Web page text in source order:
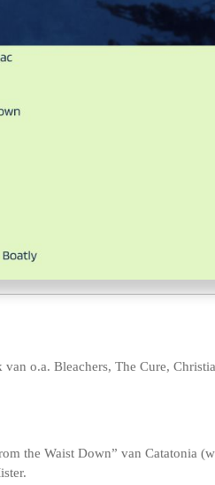
o.a. Bleachers, The Cure,
the Waist Down” van Catatonia